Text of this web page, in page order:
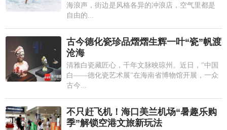
海浪声，街边是风格各异的冲浪店，空气里都是
自由的...
古今德化瓷珍品熠熠生辉一叶“瓷”帆渡
沧海
清雅白瓷藏匠心，千年文脉映琼州。近日，"中国
白——德化瓷艺术展"在海南省博物馆开展，一众
古今...
不只赶飞机！海口美兰机场“暑趣乐购
季”解锁空港文旅新玩法